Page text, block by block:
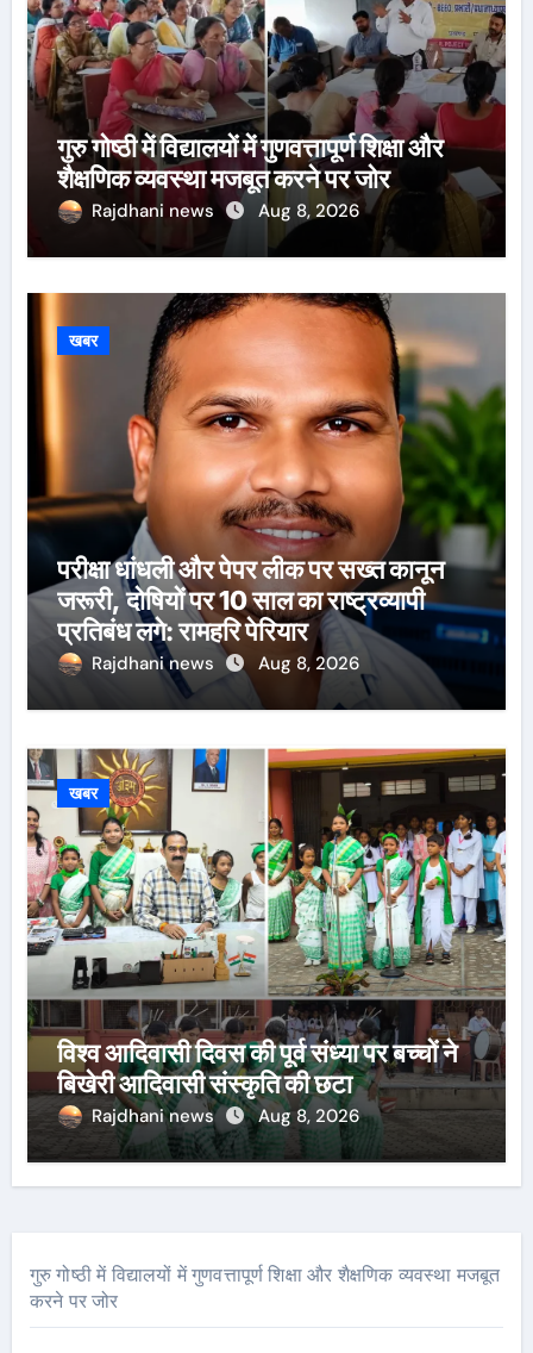
गुरु गोष्ठी में विद्यालयों में गुणवत्तापूर्ण शिक्षा और
शैक्षणिक व्यवस्था मजबूत करने पर जोर
Rajdhani news Aug 8, 2026
खबर
परीक्षा धांधली और पेपर लीक पर सख्त कानून
जरूरी, दोषियों पर 10 साल का राष्ट्रव्यापी
प्रतिबंध लगे: रामहरि पेरियार
Rajdhani news Aug 8, 2026
खबर
विश्व आदिवासी दिवस की पूर्व संध्या पर बच्चों ने
बिखेरी आदिवासी संस्कृति की छटा
Rajdhani news Aug 8, 2026
गुरु गोष्ठी में विद्यालयों में गुणवत्तापूर्ण शिक्षा और शैक्षणिक व्यवस्था मजबूत
करने पर जोर